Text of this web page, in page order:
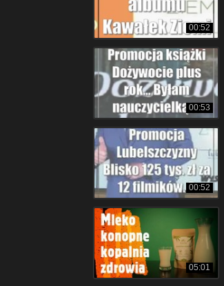
00:52
00:53
00:52
05:01